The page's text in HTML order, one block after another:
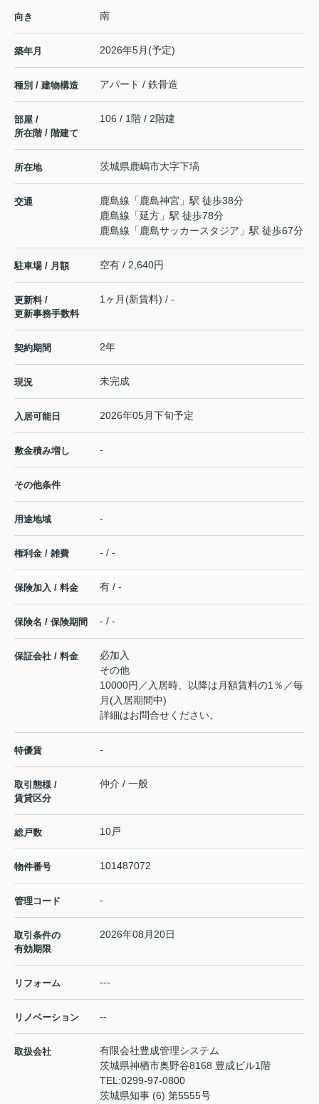
向き 南
築年月 2026年5月(予定)
種別 / 建物構造 アパート / 鉄骨造
部屋 /
所在階 / 階建て
106 / 1階 / 2階建
所在地 茨城県鹿嶋市大字下塙
交通 鹿島線 「 鹿島神宮 」駅 徒歩38分
鹿島線 「延方 」駅 徒歩78分
鹿島線 「 鹿島サッカースタジア 」駅 徒歩67分
駐車場 / 月額 空有 / 2,640円
更新料 /
更新事務手数料
1ヶ月(新賃料) / -
契約期間 2年
現況 未完成
入居可能日 2026年05月下旬予定
敷金積み増し -
その他条件
用途地域 -
権利金 / 雑費 - / -
保険加入 / 料金 有 / -
保険名 / 保険期間 - / -
保証会社 / 料金
必加入
その他
10000円／入居時、以降は月額賃料の1％／毎
月(入居期間中)
詳細はお問合せください。
特優賃 -
取引態様 /
賃貸区分
仲介 / 一般
総戸数 10戸
物件番号 101487072
管理コード -
取引条件の
有効期限
2026年08月20日
リフォーム ---
リノベーション --
取扱会社
有限会社豊成管理システム
茨城県神栖市奥野谷8168 豊成ビル1階
TEL:0299-97-0800
茨城県知事 (6) 第5555号